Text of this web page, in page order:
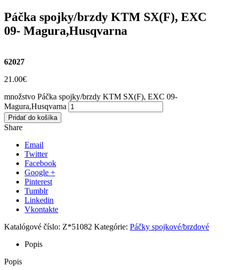
Páčka spojky/brzdy KTM SX(F), EXC
09- Magura,Husqvarna
62027
21.00€
množstvo Páčka spojky/brzdy KTM SX(F), EXC 09-
Magura,Husqvarna
Pridať do košíka
Share
Email
Twitter
Facebook
Google +
Pinterest
Tumblr
Linkedin
Vkontakte
Katalógové číslo: Z*51082 Kategórie: Páčky spojkové/brzdové
Popis
Popis